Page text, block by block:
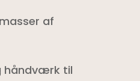
af
håndværk til